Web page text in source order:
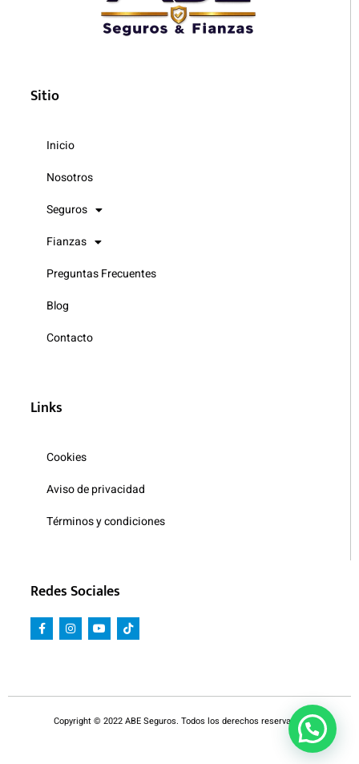
Sitio
Inicio
Nosotros
Seguros
Fianzas
Preguntas Frecuentes
Blog
Contacto
Links
Cookies
Aviso de privacidad
Términos y condiciones
Redes Sociales
Copyright © 2022 ABE Seguros. Todos los derechos reservados